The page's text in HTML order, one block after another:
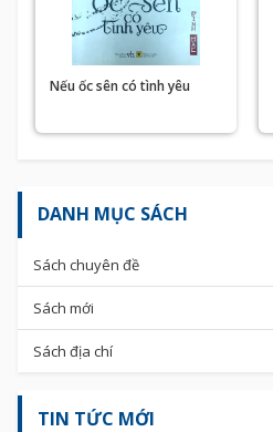
Nếu ốc sên có tình yêu
DANH MỤC SÁCH
Sách chuyên đề
Sách mới
Sách địa chí
TIN TỨC MỚI